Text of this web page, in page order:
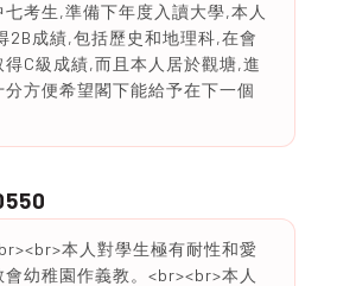
考生,準備下年度入讀大學,本人
2B成績,包括歷史和地理科,在會
得C級成績,而且本人居於觀塘,進
分方便希望閣下能給予在下一個
本人對學生極有耐性和愛
幼稚園作義教。<br><br>本人